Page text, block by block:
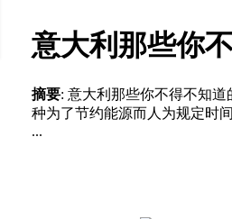
意大利那些你
摘要: 意大利那些你不得不知
种为了节约能源而人为规定时
...